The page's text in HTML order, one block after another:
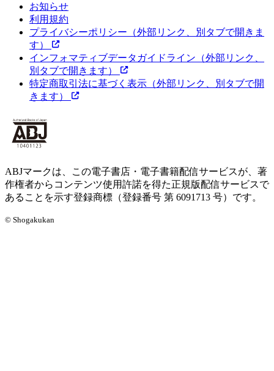
お知らせ
利用規約
プライバシーポリシー （外部リンク、別タブで開きま
す）
インフォマティブデータガイドライン （外部リンク、
別タブで開きます）
特定商取引法に基づく表示 （外部リンク、別タブで開
きます）
ABJマークは、この電子書店・電子書籍配信サービスが、著
作権者からコンテンツ使用許諾を得た正規版配信サービスで
あることを示す登録商標（登録番号 第 6091713 号）です。
© Shogakukan